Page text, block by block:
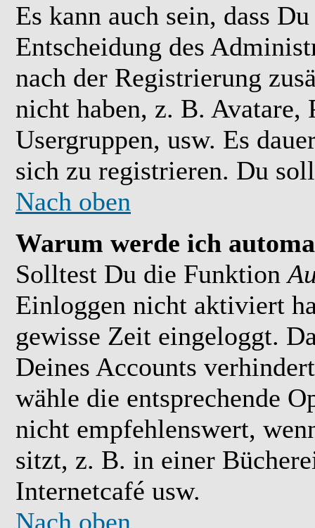
Es kann auch sein, dass
Entscheidung des
nach der Registrierung
nicht haben, z. B.
Usergruppen, usw. Es
sich zu registrieren. Du
Nach oben
Warum werde ich
Solltest Du die Funktion
Einloggen nicht aktiviert
gewisse Zeit eingeloggt.
Deines Accounts
wähle die entsprechende
nicht empfehlenswert,
sitzt, z. B. in einer
Internetcafé usw.
Nach oben